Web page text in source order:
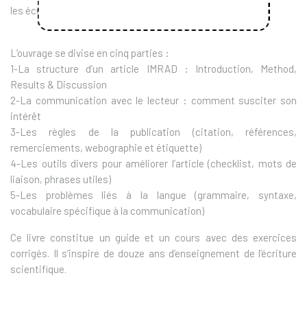
les écueils de la langue anglaise.
L’ouvrage se divise en cinq parties :
1-La structure d’un article IMRAD : Introduction, Method,
Results & Discussion
2-La communication avec le lecteur : comment susciter son
intérêt
3-Les règles de la publication (citation, références,
remerciements, webographie et étiquette)
4-Les outils divers pour améliorer l’article (checklist, mots de
liaison, phrases utiles)
5-Les problèmes liés à la langue (grammaire, syntaxe,
vocabulaire spécifique à la communication)
Ce livre constitue un guide et un cours avec des exercices
corrigés. Il s’inspire de douze ans d’enseignement de l’écriture
scientifique.